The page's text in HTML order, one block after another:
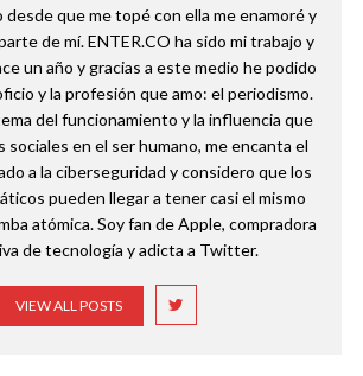
que me topé con ella me enamoré y
de mí. ENTER.CO ha sido mi trabajo y
un año y gracias a este medio he podido
y la profesión que amo: el periodismo.
del funcionamiento y la influencia que
sociales en el ser humano, me encanta el
a la ciberseguridad y considero que los
pueden llegar a tener casi el mismo
atómica. Soy fan de Apple, compradora
de tecnología y adicta a Twitter.
VIEW ALL POSTS